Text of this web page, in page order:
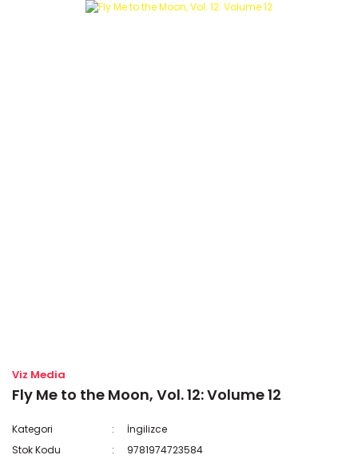
Viz Media
Fly Me to the Moon, Vol. 12: Volume 12
Kategori
İngilizce
Stok Kodu
9781974723584